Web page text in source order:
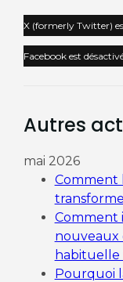
X (formerly Twitter)
Facebook est
Autres
mai 2026
Comment
Comment
nouveaux
habituelle
Pourquoi